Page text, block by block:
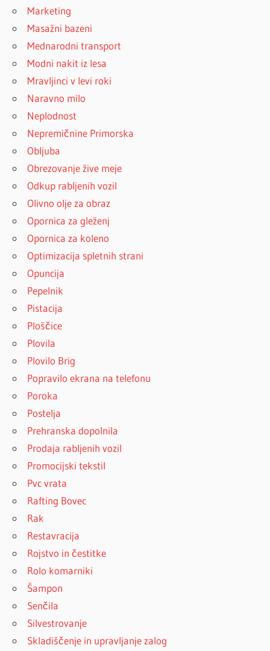
Marketing
Masažni bazeni
Mednarodni transport
Modni nakit iz lesa
Mravljinci v levi roki
Naravno milo
Neplodnost
Nepremičnine Primorska
Obljuba
Obrezovanje žive meje
Odkup rabljenih vozil
Olivno olje za obraz
Opornica za gleženj
Opornica za koleno
Optimizacija spletnih strani
Opuncija
Pepelnik
Pistacija
Ploščice
Plovila
Plovilo Brig
Popravilo ekrana na telefonu
Poroka
Postelja
Prehranska dopolnila
Prodaja rabljenih vozil
Promocijski tekstil
Pvc vrata
Rafting Bovec
Rak
Restavracija
Rojstvo in čestitke
Rolo komarniki
Šampon
Senčila
Silvestrovanje
Skladiščenje in upravljanje zalog